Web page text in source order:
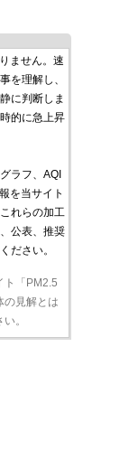
ません。速
を理解し、
に判断しま
的に急上昇
ラフ、AQI
を当サイト
れらの加工
公表、推奨
ださい。
ト「PM2.5
の見解とは
。